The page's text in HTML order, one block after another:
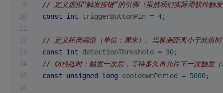
9
// 定义虚拟“触发按键”的引脚（虽然我们实际用软件触
10
const int triggerButtonPin = 4;
11
12
// 定义距离阈值（单位：厘米）。当检测距离小于此值时
13
const int detectionThreshold = 30;
14
// 防抖延时：触发一次后，等待多久再允许下一次触发（
15
const unsigned long cooldownPeriod = 5000;
16